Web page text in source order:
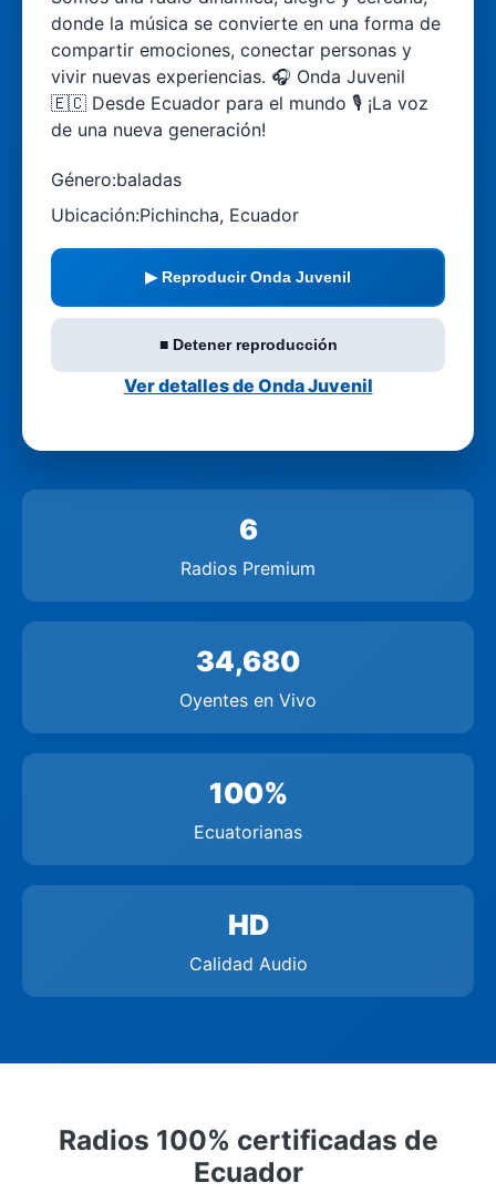
donde la música se convierte en una forma de
compartir emociones, conectar personas y
vivir nuevas experiencias. 🎧 Onda Juvenil
🇪🇨 Desde Ecuador para el mundo 🎙️ ¡La voz
de una nueva generación!
Género:baladas
Ubicación:Pichincha, Ecuador
▶ Reproducir Onda Juvenil
■ Detener reproducción
Ver detalles de Onda Juvenil
6
Radios Premium
34,680
Oyentes en Vivo
100%
Ecuatorianas
HD
Calidad Audio
Radios 100% certificadas de
Ecuador